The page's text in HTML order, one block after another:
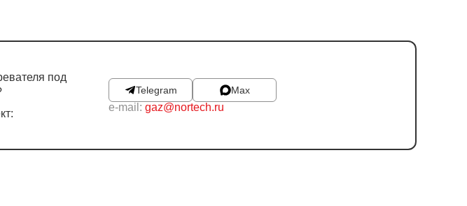
под
Telegram Max
e-mail: gaz@nortech.ru